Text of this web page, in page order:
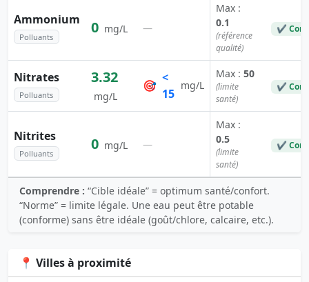
Ammonium
Polluants
0 mg/L —
Max :
0.1
(référence
qualité)
✔
Nitrates
Polluants
3.32
mg/L
🎯
<
15
mg/L
Max : 50
(limite
santé)
✔
Nitrites
Polluants
0 mg/L —
Max :
0.5
(limite
santé)
✔
Comprendre : “Cible idéale” = optimum santé/confort.
“Norme” = limite légale. Une eau peut être potable
(conforme) sans être idéale (goût/chlore, calcaire, etc.).
📍 Villes à proximité